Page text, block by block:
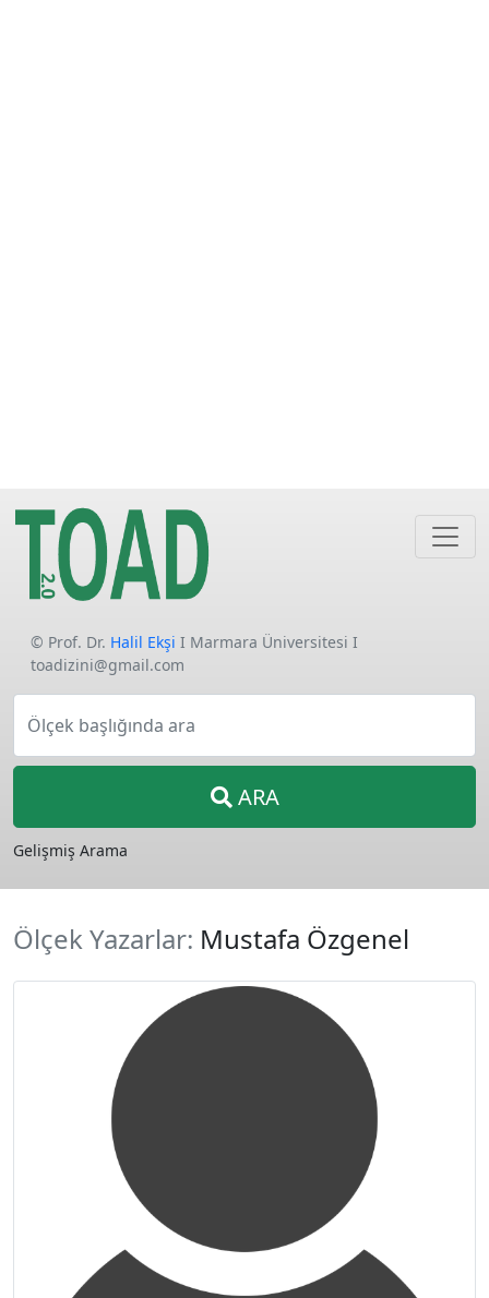
© Prof. Dr. Halil Ekşi I Marmara Üniversitesi I
toadizini@gmail.com
Ölçek başlığında ara
ARA
Gelişmiş Arama
Ölçek Yazarlar: Mustafa Özgenel